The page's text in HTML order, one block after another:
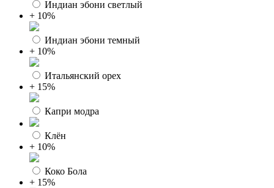
Индиан эбони светлый
+ 10%
Индиан эбони темный
+ 10%
Итальянский орех
+ 15%
Капри модра
Клён
+ 10%
Коко Бола
+ 15%